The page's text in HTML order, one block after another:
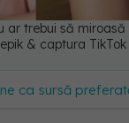
ar trebui să miroasă
& captura
ca sursă